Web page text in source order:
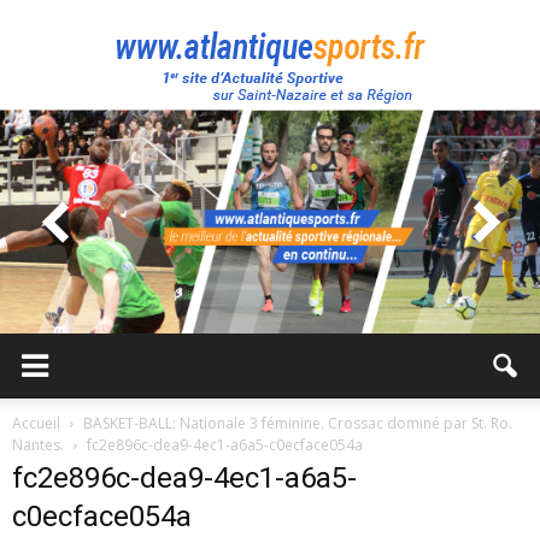
Atlantique
Sport
Accueil
BASKET-BALL: Nationale 3 féminine. Crossac dominé par St. Ro.
Nantes.
fc2e896c-dea9-4ec1-a6a5-c0ecface054a
fc2e896c-dea9-4ec1-a6a5-
c0ecface054a